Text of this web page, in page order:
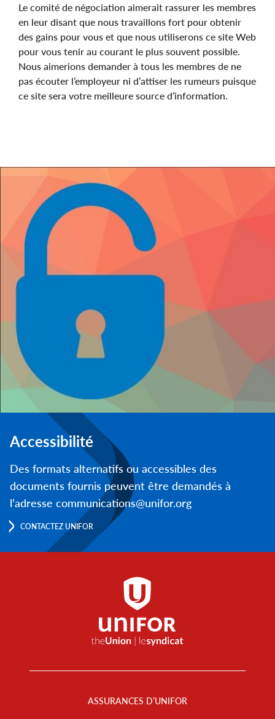
Le comité de négociation aimerait rassurer les membres
en leur disant que nous travaillons fort pour obtenir
des gains pour vous et que nous utiliserons ce site Web
pour vous tenir au courant le plus souvent possible.
Nous aimerions demander à tous les membres de ne
pas écouter l’employeur ni d’attiser les rumeurs puisque
ce site sera votre meilleure source d’information.
Accessibilité
Des formats alternatifs ou accessibles des
documents fournis peuvent être demandés à
l’adresse communications@unifor.org
CONTACTEZ UNIFOR
ASSURANCES D’UNIFOR